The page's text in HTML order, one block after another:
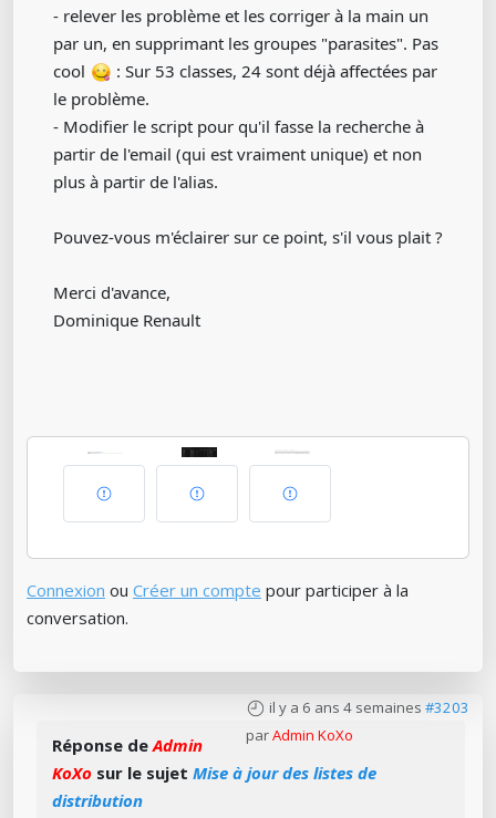
- relever les problème et les corriger à la main un
par un, en supprimant les groupes "parasites". Pas
cool
: Sur 53 classes, 24 sont déjà affectées par
le problème.
- Modifier le script pour qu'il fasse la recherche à
partir de l'email (qui est vraiment unique) et non
plus à partir de l'alias.
Pouvez-vous m'éclairer sur ce point, s'il vous plait ?
Merci d'avance,
Dominique Renault
Connexion ou Créer un compte pour participer à la
conversation.
il y a 6 ans 4 semaines #3203
parAdmin KoXo
Réponse deAdmin
KoXo sur le sujet Mise à jour des listes de
distribution